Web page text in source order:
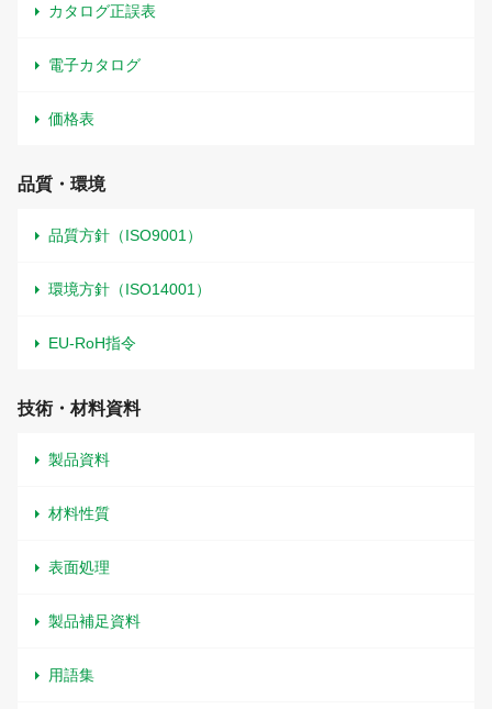
カタログ正誤表
電子カタログ
価格表
品質・環境
品質方針（ISO9001）
環境方針（ISO14001）
EU-RoH指令
技術・材料資料
製品資料
材料性質
表面処理
製品補足資料
用語集